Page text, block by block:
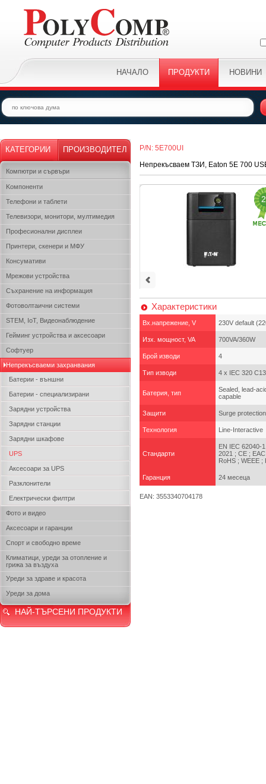
НАЧАЛО ПРОДУКТИ НОВИНИ
КАТЕГОРИИ ПРОИЗВОДИТЕЛ
Компютри и сървъри
Kомпоненти
Телефони и таблети
Телевизори, монитори, мултимедия
Професионални дисплеи
Принтери, скенери и МФУ
Консумативи
Мрежови устройства
Съхранение на информация
Фотоволтаични системи
STEM, IoT, Видеонаблюдение
Гейминг устройства и аксесоари
Софтуер
Непрекъсваеми захранвания
Батерии - външни
Батерии - специализирани
Зарядни устройства
Зарядни станции
Зарядни шкафове
UPS
Аксесоари за UPS
Разклонители
Електрически филтри
Фото и видео
Аксесоари и гаранции
Спорт и свободно време
Климатици, уреди за отопление и
грижа за въздуха
Уреди за здраве и красота
Уреди за дома
НАЙ-ТЪРСЕНИ ПРОДУКТИ
P/N: 5E700UI
Непрекъсваем ТЗИ, Eaton 5E 700
Характеристики
Вх.напрежение, V 230V default
Изх. мощност, VA 700VA/360W
Брой изводи 4
Тип изводи 4 x IEC 320
Батерия, тип
Sealed, lead-
capable
Защити Surge protection
Технология Line-Interactive
Стандарти
EN IEC 62040-
2021 ; CE ;
RoHS ; WEEE ;
Гаранция 24 месеца
EAN: 3553340704178